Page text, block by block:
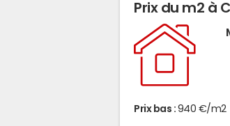
Prix du m2 à
Prix bas : 940 €/m2